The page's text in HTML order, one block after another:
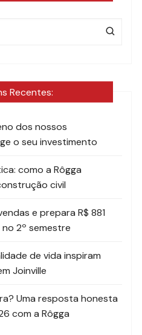
Recentes:
dos nossos
o seu investimento
como a Rôgga
civil
e prepara R$ 881
2º semestre
de vida inspiram
Joinville
Uma resposta honesta
com a Rôgga